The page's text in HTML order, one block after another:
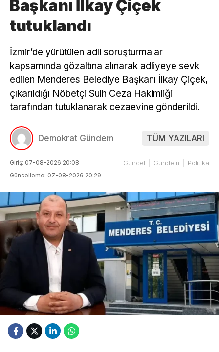
Başkanı İlkay Çiçek
tutuklandı
İzmir’de yürütülen adli soruşturmalar
kapsamında gözaltına alınarak adliyeye sevk
edilen Menderes Belediye Başkanı İlkay Çiçek,
çıkarıldığı Nöbetçi Sulh Ceza Hakimliği
tarafından tutuklanarak cezaevine gönderildi.
Demokrat Gündem TÜM YAZILARI
Giriş: 07-08-2026 20:08
Güncelleme: 07-08-2026 20:29
Güncel Gündem Politika